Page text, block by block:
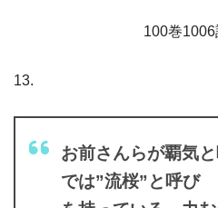
100巻
13.
お前さんらが覇気
では”流桜”と呼び